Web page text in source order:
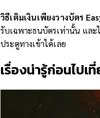
วิธีเติมเงินเพียงวางบัตร
รับเฉพาะธนบัตรเท่านั้น แล
ประตูทางเข้าได้เลย
เรื่องน่ารู้ก่อนไปเ